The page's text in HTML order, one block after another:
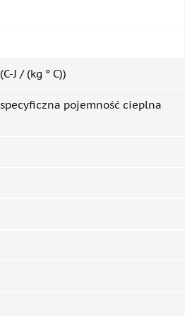
(C-J / (kg ° C))
specyficzna pojemność cieplna